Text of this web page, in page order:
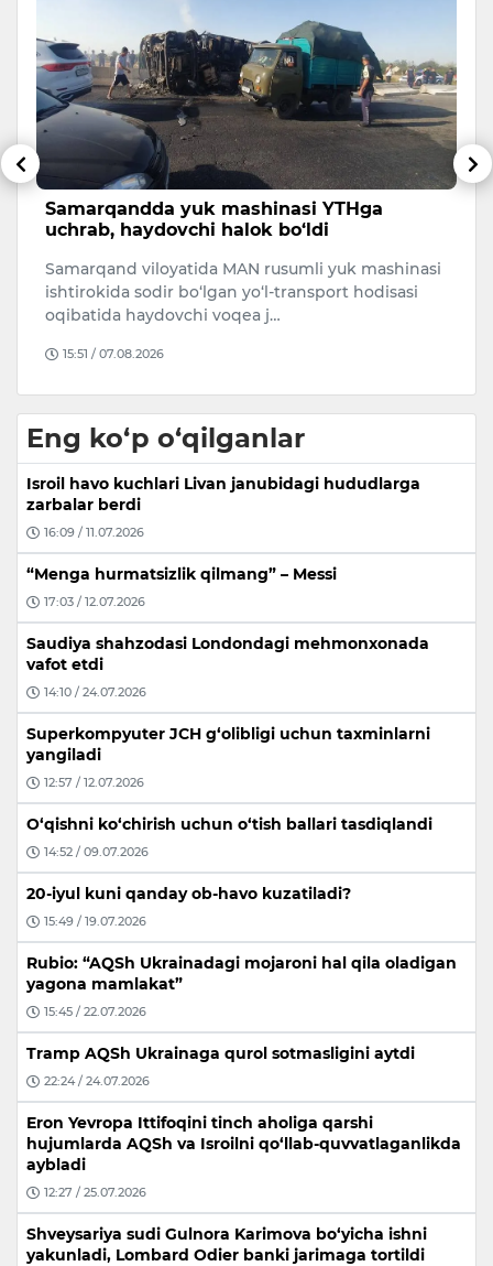
Samarqandda yuk mashinasi YTHga
uchrab, haydovchi halok bo‘ldi
Samarqand viloyatida MAN rusumli yuk mashinasi
ishtirokida sodir bo‘lgan yo‘l-transport hodisasi
oqibatida haydovchi voqea j…
15:51 / 07.08.2026
Eng ko‘p o‘qilganlar
Isroil havo kuchlari Livan janubidagi hududlarga
zarbalar berdi
16:09 / 11.07.2026
“Menga hurmatsizlik qilmang” – Messi
17:03 / 12.07.2026
Saudiya shahzodasi Londondagi mehmonxonada
vafot etdi
14:10 / 24.07.2026
Superkompyuter JCH g‘olibligi uchun taxminlarni
yangiladi
12:57 / 12.07.2026
O‘qishni ko‘chirish uchun o‘tish ballari tasdiqlandi
14:52 / 09.07.2026
20-iyul kuni qanday ob-havo kuzatiladi?
15:49 / 19.07.2026
Rubio: “AQSh Ukrainadagi mojaroni hal qila oladigan
yagona mamlakat”
15:45 / 22.07.2026
Tramp AQSh Ukrainaga qurol sotmasligini aytdi
22:24 / 24.07.2026
Eron Yevropa Ittifoqini tinch aholiga qarshi
hujumlarda AQSh va Isroilni qo‘llab-quvvatlaganlikda
aybladi
12:27 / 25.07.2026
Shveysariya sudi Gulnora Karimova bo‘yicha ishni
yakunladi, Lombard Odier banki jarimaga tortildi